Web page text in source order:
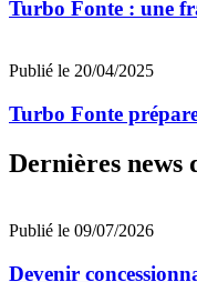
Turbo Fonte : une
Publié le 20/04/2025
Turbo Fonte
Dernières news
Publié le 09/07/2026
Devenir